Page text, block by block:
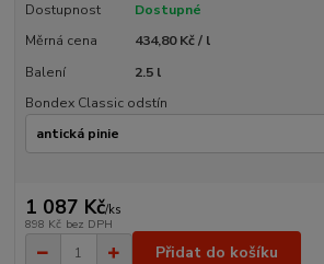
Dostupnost
Dostupné
Měrná cena
434,80 Kč / l
Balení
2.5 l
Bondex Classic odstín
1 087 Kč/ks
898 Kč bez DPH
Přidat do košíku